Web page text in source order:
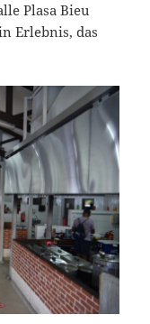
Plasa Bieu
Erlebnis, das